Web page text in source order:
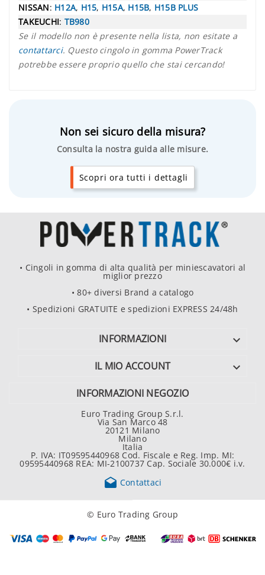
NISSAN: H12A, H15, H15A, H15B, H15B PLUS
TAKEUCHI: TB980
Se il modello non è presente nella lista, non esitate a
contattarci. Questo cingolo in gomma PowerTrack
potrebbe essere proprio quello che stai cercando!
Non sei sicuro della misura?
Consulta la nostra guida alle misure.
Scopri ora tutti i dettagli
• Cingoli in gomma di alta qualità per miniescavatori al
miglior prezzo
• 80+ diversi Brand a catalogo
• Spedizioni GRATUITE e spedizioni EXPRESS 24/48h
INFORMAZIONI 
IL MIO ACCOUNT 
INFORMAZIONI NEGOZIO
Euro Trading Group S.r.l.
Via San Marco 48
20121 Milano
Milano
Italia
P. IVA: IT09595440968 Cod. Fiscale e Reg. Imp. MI:
09595440968 REA: MI-2100737 Cap. Sociale 30.000€ i.v.
 Contattaci
© Euro Trading Group